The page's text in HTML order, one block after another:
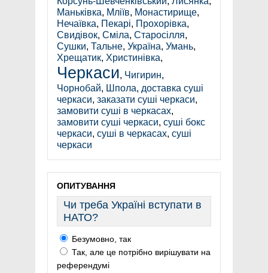
Маньківка, Мліїв, Монастирище,
Нечаївка, Пекарі, Прохорівка,
Свидівок, Сміла, Старосілля,
Сушки, Тальне, Україна, Умань,
Хрещатик, Христинівка,
Черкаси, Чигирин,
Чорнобай, Шпола, доставка суші
черкаси, заказати суші черкаси,
замовити суші в черкасах,
замовити суші черкаси, суші бокс
черкаси, суші в черкасах, суші
черкаси
ОПИТУВАННЯ
Чи треба Україні вступати в
НАТО?
Безумовно, так
Так, але це потрібно вирішувати на
референдумі